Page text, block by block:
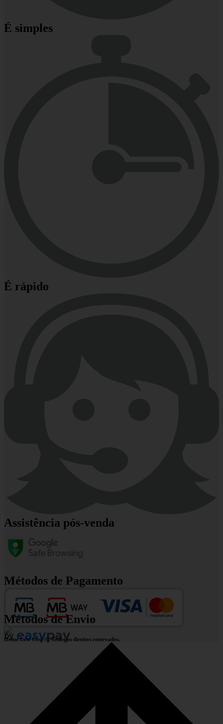
É simples
É rápido
Assistência pós-venda
Métodos de Pagamento
Métodos de Envio
Home Low Cost ©. Todos os direitos reservados.